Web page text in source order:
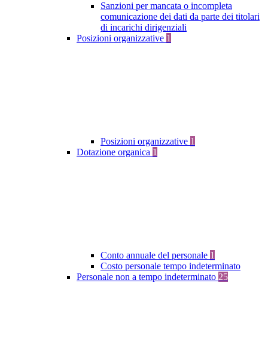
Sanzioni per mancata o incompleta
comunicazione dei dati da parte dei titolari
di incarichi dirigenziali
Posizioni organizzative 1
Posizioni organizzative 1
Dotazione organica 1
Conto annuale del personale 1
Costo personale tempo indeterminato
Personale non a tempo indeterminato 25